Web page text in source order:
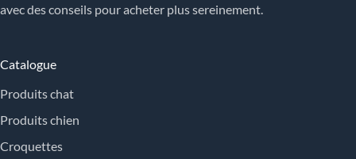
avec des conseils pour acheter plus sereinement.
Catalogue
Produits chat
Produits chien
Croquettes